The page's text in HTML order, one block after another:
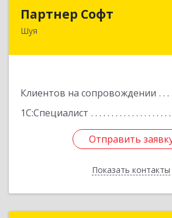
Партнер Софт
Шуя
Клиентов на сопровождении
1С:Специалист
Отправить
Показать контакты
155900, Ивановская обл,
Отправить
Назад